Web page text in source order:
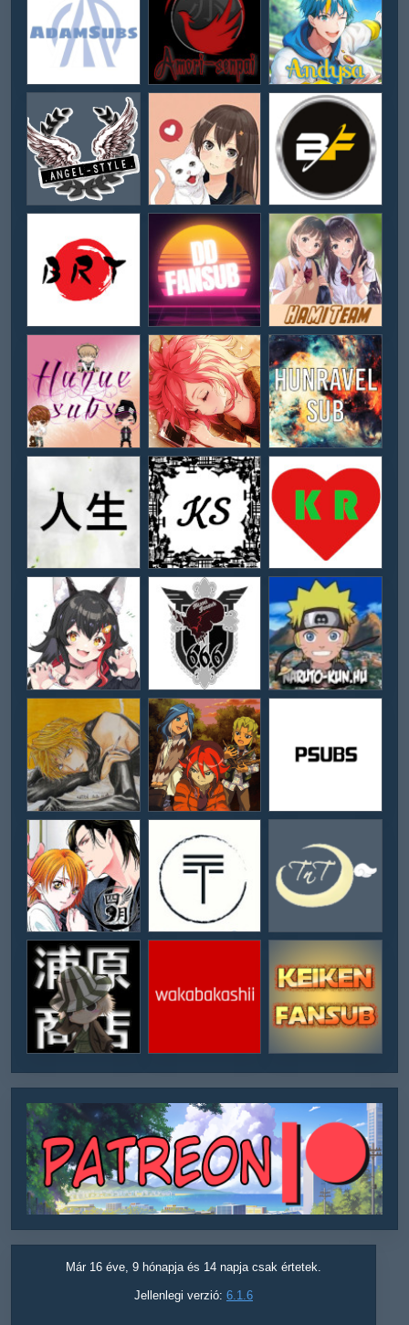
Már 16 éve, 9 hónapja és 14 napja csak értetek.
Jellenlegi verzió: 6.1.6